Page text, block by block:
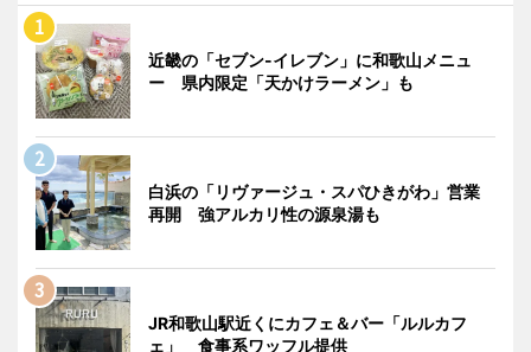
近畿の「セブン-イレブン」に和歌山メニュ
ー 県内限定「天かけラーメン」も
白浜の「リヴァージュ・スパひきがわ」営業
再開 強アルカリ性の源泉湯も
JR和歌山駅近くにカフェ＆バー「ルルカフ
ェ」 食事系ワッフル提供